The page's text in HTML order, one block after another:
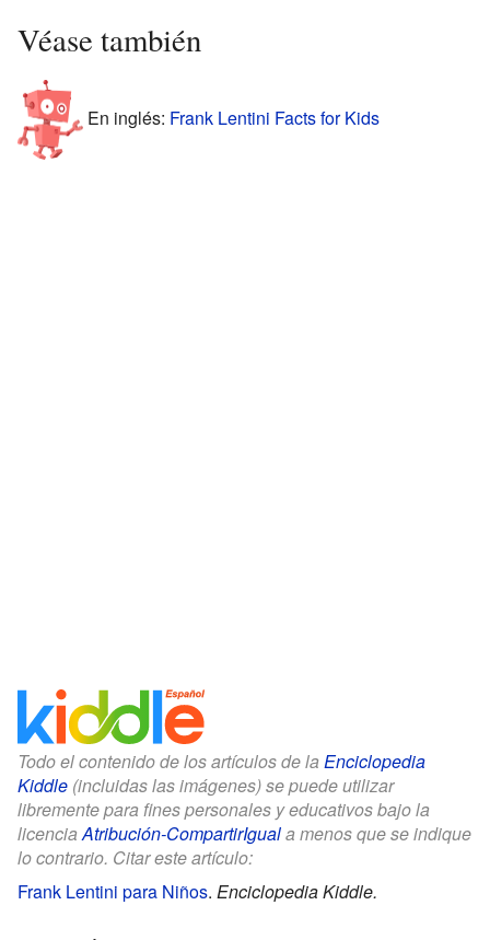
Véase también
En inglés: Frank Lentini Facts for Kids
Todo el contenido de los artículos de la Enciclopedia
Kiddle (incluidas las imágenes) se puede utilizar
libremente para fines personales y educativos bajo la
licencia Atribución-CompartirIguala menos que se indique
lo contrario. Citar este artículo:
Frank Lentini para Niños. Enciclopedia Kiddle.